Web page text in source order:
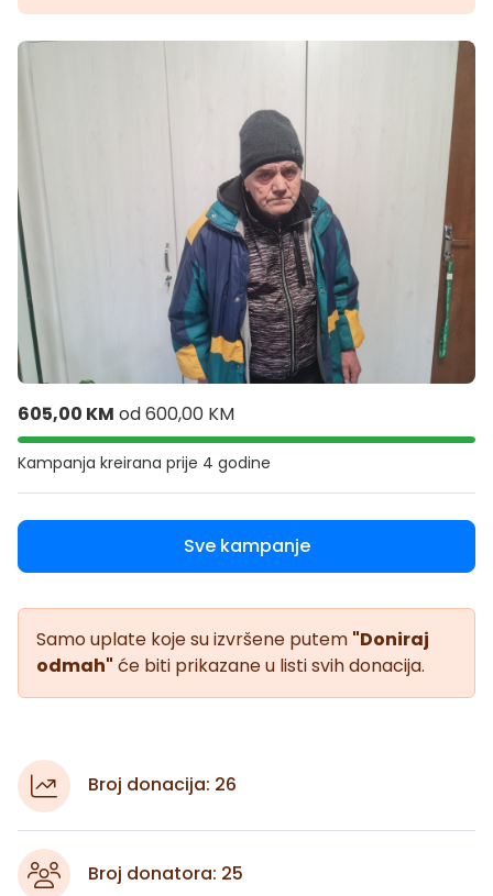
605,00 KM od600,00 KM
Kampanja kreirana prije 4 godine
Sve kampanje
Samo uplate koje su izvršene putem "Doniraj
odmah" će biti prikazane u listi svih donacija.
Broj donacija: 26
Broj donatora: 25